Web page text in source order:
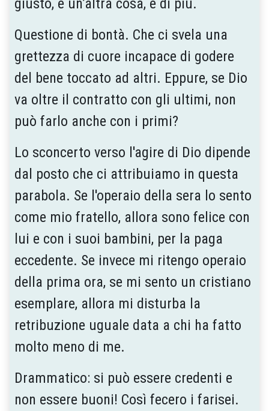
Questione di bontà. Che ci svela una
grettezza di cuore incapace di godere
del bene toccato ad altri. Eppure, se Dio
va oltre il contratto con gli ultimi, non
può farlo anche con i primi?
Lo sconcerto verso l'agire di Dio dipende
dal posto che ci attribuiamo in questa
parabola. Se l'operaio della sera lo sento
come mio fratello, allora sono felice con
lui e con i suoi bambini, per la paga
eccedente. Se invece mi ritengo operaio
della prima ora, se mi sento un cristiano
esemplare, allora mi disturba la
retribuzione uguale data a chi ha fatto
molto meno di me.
Drammatico: si può essere credenti e
non essere buoni! Così fecero i farisei.